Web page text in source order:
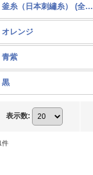
釜糸（日本刺繡糸） (全商品)
オレンジ
青紫
黒
表示数:
件